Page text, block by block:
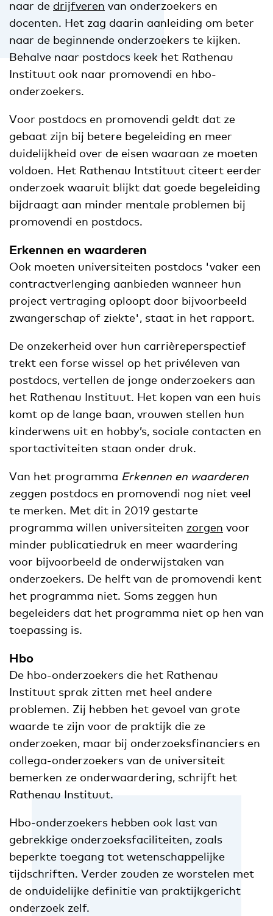
naar de drijfveren van onderzoekers en
docenten. Het zag daarin aanleiding om beter
naar de beginnende onderzoekers te kijken.
Behalve naar postdocs keek het Rathenau
Instituut ook naar promovendi en hbo-
onderzoekers.
Voor postdocs en promovendi geldt dat ze
gebaat zijn bij betere begeleiding en meer
duidelijkheid over de eisen waaraan ze moeten
voldoen. Het Rathenau Intstituut citeert eerder
onderzoek waaruit blijkt dat goede begeleiding
bijdraagt aan minder mentale problemen bij
promovendi en postdocs.
Erkennen en waarderen
Ook moeten universiteiten postdocs 'vaker een
contractverlenging aanbieden wanneer hun
project vertraging oploopt door bijvoorbeeld
zwangerschap of ziekte', staat in het rapport.
De onzekerheid over hun carrièreperspectief
trekt een forse wissel op het privéleven van
postdocs, vertellen de jonge onderzoekers aan
het Rathenau Instituut. Het kopen van een huis
komt op de lange baan, vrouwen stellen hun
kinderwens uit en hobby’s, sociale contacten en
sportactiviteiten staan onder druk.
Van het programma Erkennen en waarderen
zeggen postdocs en promovendi nog niet veel
te merken. Met dit in 2019 gestarte
programma willen universiteiten zorgen voor
minder publicatiedruk en meer waardering
voor bijvoorbeeld de onderwijstaken van
onderzoekers. De helft van de promovendi kent
het programma niet. Soms zeggen hun
begeleiders dat het programma niet op hen van
toepassing is.
Hbo
De hbo-onderzoekers die het Rathenau
Instituut sprak zitten met heel andere
problemen. Zij hebben het gevoel van grote
waarde te zijn voor de praktijk die ze
onderzoeken, maar bij onderzoeksfinanciers en
collega-onderzoekers van de universiteit
bemerken ze onderwaardering, schrijft het
Rathenau Instituut.
Hbo-onderzoekers hebben ook last van
gebrekkige onderzoeksfaciliteiten, zoals
beperkte toegang tot wetenschappelijke
tijdschriften. Verder zouden ze worstelen met
de onduidelijke definitie van praktijkgericht
onderzoek zelf.